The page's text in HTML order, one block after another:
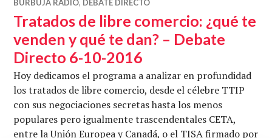
BURBUJA RADIO, DEBATE DIRECTO
Tratados de libre comercio: ¿qué te
venden y qué te dan? – Debate
Directo 6-10-2016
Hoy dedicamos el programa a analizar en profundidad
los tratados de libre comercio, desde el célebre TTIP
con sus negociaciones secretas hasta los menos
populares pero igualmente trascendentales CETA,
entre la Unión Europea y Canadá, o el TISA firmado por